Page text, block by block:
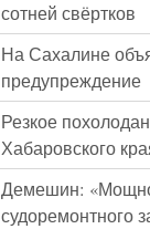
сотней свёртков
На Сахалине
предупреждение
Резкое
Хабаровского
Демешин:
судоремонтного